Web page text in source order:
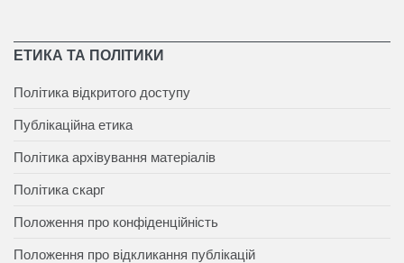
ЕТИКА ТА ПОЛІТИКИ
Політика відкритого доступу
Публікаційна етика
Політика архівування матеріалів
Політика скарг
Положення про конфіденційність
Положення про відкликання публікацій